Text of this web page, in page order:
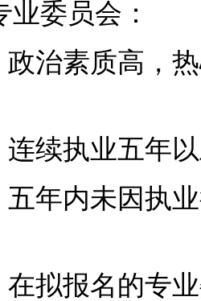
委员会：
政治素质高，
连续执业五年
五年内未因执
在拟报名的专